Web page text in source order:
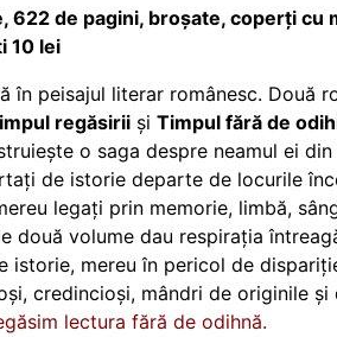
a
fost:
80,00 lei.
este:
622 de pagini, broșate, coperți cu
10 lei
în peisajul literar românesc. Două
regăsirii șiTimpul fără de
o saga despre neamul ei
de istorie departe de locurile
legați prin memorie, limbă,
două volume dau respirația
istorie, mereu în pericol de
credincioși, mândri de originile
lectura fără de odihnă.